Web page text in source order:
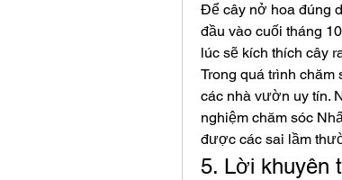
Để cây nở hoa đúng
đầu vào cuối tháng
lúc sẽ kích thích cây
Trong quá trình
các nhà vườn uy tín.
nghiệm chăm sóc
được các sai lầm
5. Lời khuyên